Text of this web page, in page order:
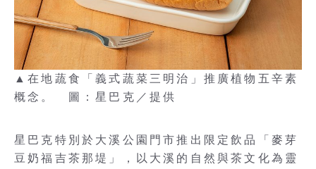
▲在地蔬食「義式蔬菜三明治」推廣植物五辛素
概念。 圖：星巴克／提供
星巴克特別於大溪公園門市推出限定飲品「麥芽
豆奶福吉茶那堤」，以大溪的自然與茶文化為靈